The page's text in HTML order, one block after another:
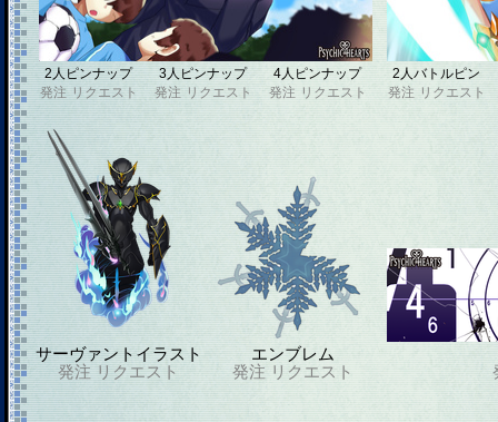
2人ピンナップ
発注 リクエスト
3人ピンナップ
発注 リクエスト
4人ピンナップ
発注 リクエスト
2人バトルピン
発注 リクエスト
サーヴァントイラスト
発注 リクエスト
エンブレム
発注 リクエスト